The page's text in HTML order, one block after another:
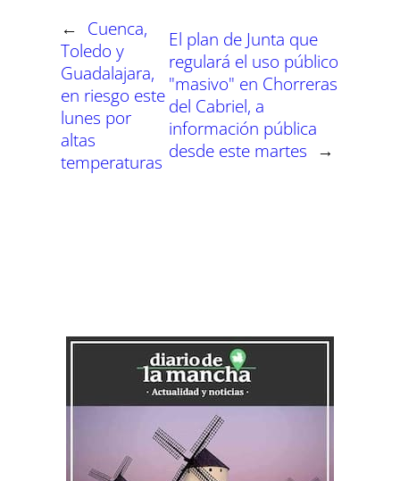
← Cuenca,
Toledo y
Guadalajara,
en riesgo este
lunes por
altas
temperaturas
El plan de Junta que
regulará el uso público
"masivo" en Chorreras
del Cabriel, a
información pública
desde este martes →